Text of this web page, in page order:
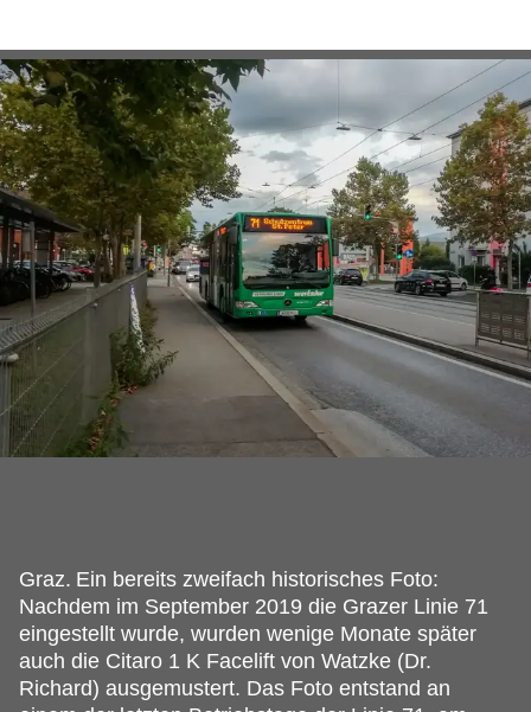
Graz. Ein bereits zweifach historisches Foto:
Nachdem im September 2019 die Grazer Linie 71
eingestellt wurde, wurden wenige Monate später
auch die Citaro 1 K Facelift von Watzke (Dr.
Richard) ausgemustert. Das Foto entstand an